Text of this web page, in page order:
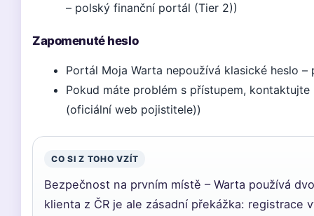
– polský finanční portál (Tier 2))
Zapomenuté heslo
Portál Moja Warta nepoužívá klasické heslo –
Pokud máte problém s přístupem,
(oficiální web pojistitele))
CO SI Z TOHO VZÍT
Bezpečnost na prvním místě – Warta používá
klienta z ČR je ale zásadní překážka: registrace